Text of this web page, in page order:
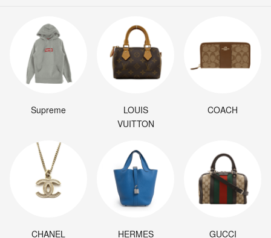
Supreme
LOUIS
VUITTON
COACH
CHANEL HERMES GUCCI